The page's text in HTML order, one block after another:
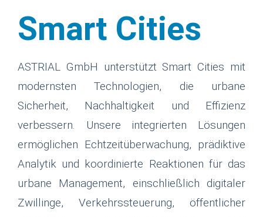
Smart Cities
ASTRIAL GmbH unterstützt Smart Cities mit
modernsten Technologien, die urbane
Sicherheit, Nachhaltigkeit und Effizienz
verbessern. Unsere integrierten Lösungen
ermöglichen Echtzeitüberwachung, prädiktive
Analytik und koordinierte Reaktionen für das
urbane Management, einschließlich digitaler
Zwillinge, Verkehrssteuerung, öffentlicher